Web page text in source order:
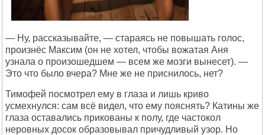
— Ну, рассказывайте, — стараясь не повышать голос,
произнёс Максим (он не хотел, чтобы вожатая Аня
узнала о произошедшем — всем же мозги вынесет). —
Это что было вчера? Мне же не приснилось, нет?
Тимофей посмотрел ему в глаза и лишь криво
усмехнулся: сам всё видел, что ему пояснять? Катины же
глаза оставались прикованы к полу, где частокол
неровных досок образовывал причудливый узор. Но